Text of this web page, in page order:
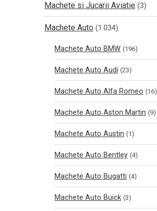
Machete si Jucarii Aviatie (3)
Machete Auto (1.034)
Machete Auto BMW (196)
Machete Auto Audi (23)
Machete Auto Alfa Romeo (16)
Machete Auto Aston Martin (9)
Machete Auto Austin (1)
Machete Auto Bentley (4)
Machete Auto Bugatti (4)
Machete Auto Buick (3)